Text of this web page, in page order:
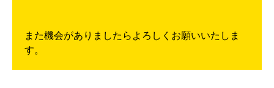
また機会がありましたらよろしくお願いいたしま
す。